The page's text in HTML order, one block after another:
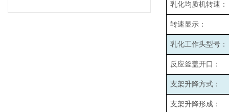
乳化均质机转速：
转速显示：
乳化工作头型号：
反应釜盖开口：
支架升降方式：
支架升降形成：